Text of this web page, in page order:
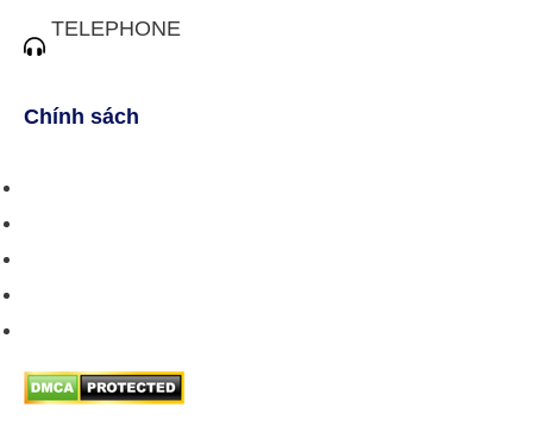
TELEPHONE
Chính sách